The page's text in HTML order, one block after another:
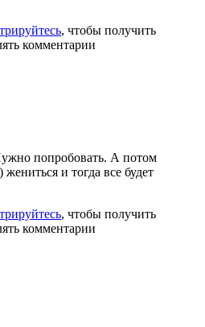
, чтобы получить
комментарии
попробовать. А потом
жениться и тогда все будет
, чтобы получить
комментарии